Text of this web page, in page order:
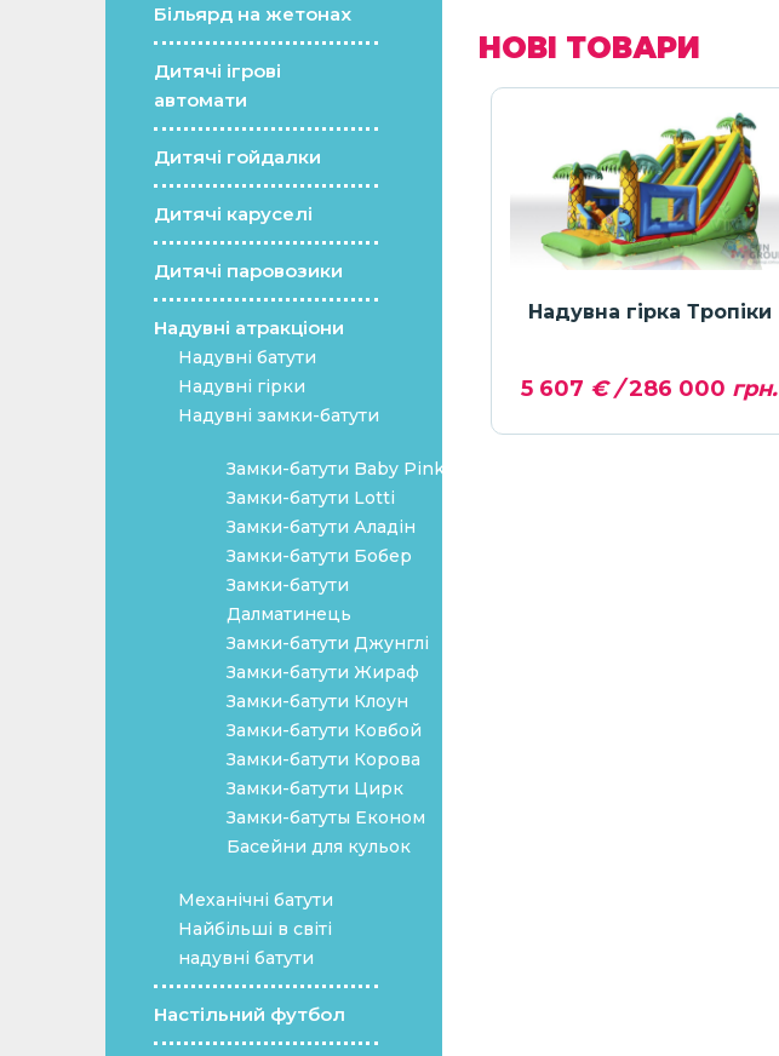
Більярд на жетонах
Дитячі ігрові
автомати
Дитячі гойдалки
Дитячі каруселі
Дитячі паровозики
Надувні атракціони
Надувні батути
Надувні гірки
Надувні замки-батути
Замки-батути Baby Pink
Замки-батути Lotti
Замки-батути Аладін
Замки-батути Бобер
Замки-батути
Далматинець
Замки-батути Джунглі
Замки-батути Жираф
Замки-батути Клоун
Замки-батути Ковбой
Замки-батути Корова
Замки-батути Цирк
Замки-батуты Економ
Басейни для кульок
Механічні батути
Найбільші в світі
надувні батути
Настільний футбол
НОВІ ТОВАРИ
4 166€ /212 500
Надувна гірка Тропіки
5 607 € /286 000 грн.